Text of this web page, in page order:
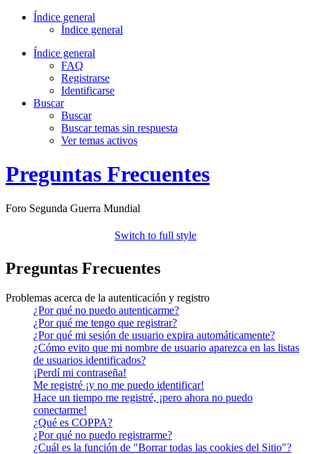
Índice general
Índice general
Índice general
FAQ
Registrarse
Identificarse
Buscar
Buscar
Buscar temas sin respuesta
Ver temas activos
Preguntas Frecuentes
Foro Segunda Guerra Mundial
Switch to full style
Preguntas Frecuentes
Problemas acerca de la autenticación y registro
¿Por qué no puedo autenticarme?
¿Por qué me tengo que registrar?
¿Por qué mi sesión de usuario expira automáticamente?
¿Cómo evito que mi nombre de usuario aparezca en las listas
de usuarios identificados?
¡Perdí mi contraseña!
Me registré ¡y no me puedo identificar!
Hace un tiempo me registré, ¡pero ahora no puedo
conectarme!
¿Qué es COPPA?
¿Por qué no puedo registrarme?
¿Cuál es la función de "Borrar todas las cookies del Sitio"?